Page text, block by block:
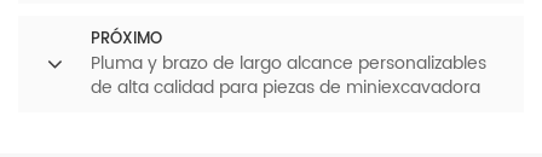
PRÓXIMO
Pluma y brazo de largo alcance personalizables
de alta calidad para piezas de miniexcavadora